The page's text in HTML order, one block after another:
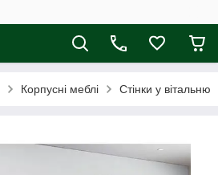
Корпусні меблі Стінки у вітальню